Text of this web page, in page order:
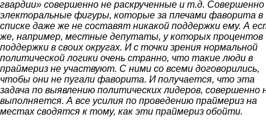
гвардии» совершенно не раскрученные и т.д. Совершенно
электоральные фигуры, которые за плечами фаворита в
списке даже же не составят никакой поддержки ему. А
же, например, местные депутаты, у которых процентов
поддержки в своих округах. И с точки зрения нормальной
политической логики очень странно, что такие люди в
праймериз не участвуют. С ними со всеми договорились,
чтобы они не пугали фаворита. И получается, что эта
задача по выявлению политических лидеров, совершенно
выполняется. А все усилия по проведению праймериз на
местах сводятся к тому, как эти праймериз обойти.